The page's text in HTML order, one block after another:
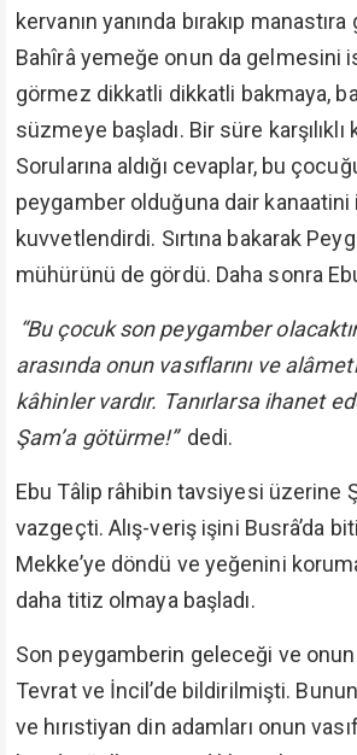
kervanın yanında bırakıp
Bahîrâ yemeğe onun da gelmesini
görmez dikkatli dikkatli bakmaya,
süzmeye başladı. Bir süre karşılıklı
Sorularına aldığı cevaplar, bu
peygamber olduğuna dair kanaatini
kuvvetlendirdi. Sırtına bakarak
mühürünü de gördü. Daha sonra
“Bu çocuk son peygamber
arasında onun vasıflarını ve
kâhinler vardır. Tanırlarsa ihanet
Şam’a götürme!” dedi.
Ebu Tâlip râhibin tavsiyesi üzerine
vazgeçti. Alış-veriş işini Busrâ’da
Mekke’ye döndü ve yeğenini
daha titiz olmaya başladı.
Son peygamberin geleceği ve onun
Tevrat ve İncil’de bildirilmişti.
ve hırıstiyan din adamları onun